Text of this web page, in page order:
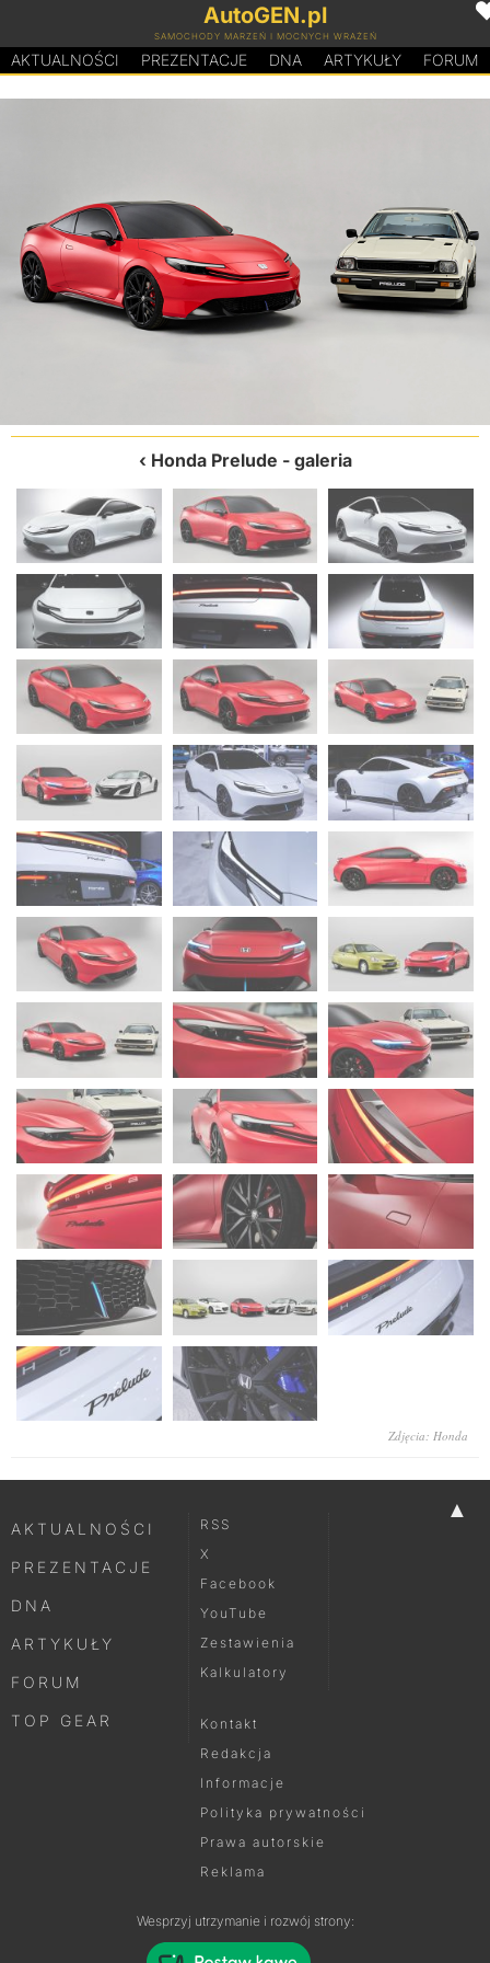
AutoGEN.pl
SAMOCHODY MARZEŃ I MOCNYCH WRAŻEŃ
AKTUALNOŚCI PREZENTACJE DNA ARTYKUŁY FORUM
Honda Prelude - galeria
Zdjęcia: Honda
▲
AKTUALNOŚCI
PREZENTACJE
DNA
ARTYKUŁY
FORUM
TOP GEAR
RSS
X
Facebook
YouTube
Zestawienia
Kalkulatory
Kontakt
Redakcja
Informacje
Polityka prywatności
Prawa autorskie
Reklama
Wesprzyj utrzymanie i rozwój strony: